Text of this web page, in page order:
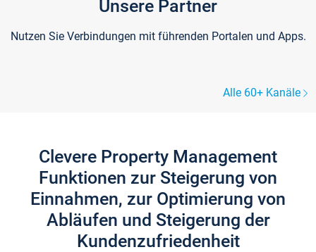
Unsere Partner
Nutzen Sie Verbindungen mit führenden Portalen und Apps.
Alle 60+ Kanäle
Clevere Property Management
Funktionen zur Steigerung von
Einnahmen, zur Optimierung von
Abläufen und Steigerung der
Kundenzufriedenheit